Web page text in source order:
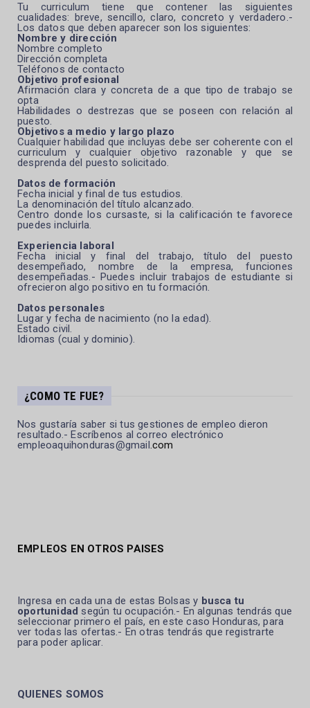
Tu curriculum tiene que contener las siguientes
cualidades: breve, sencillo, claro, concreto y verdadero.-
Los datos que deben aparecer son los siguientes:
Nombre y dirección
Nombre completo
Dirección completa
Teléfonos de contacto
Objetivo profesional
Afirmación clara y concreta de a que tipo de trabajo se
opta
Habilidades o destrezas que se poseen con relación al
puesto.
Objetivos a medio y largo plazo
Cualquier habilidad que incluyas debe ser coherente con el
curriculum y cualquier objetivo razonable y que se
desprenda del puesto solicitado.
Datos de formación
Fecha inicial y final de tus estudios.
La denominación del título alcanzado.
Centro donde los cursaste, si la calificación te favorece
puedes incluirla.
Experiencia laboral
Fecha inicial y final del trabajo, título del puesto
desempeñado, nombre de la empresa, funciones
desempeñadas.- Puedes incluir trabajos de estudiante si
ofrecieron algo positivo en tu formación.
Datos personales
Lugar y fecha de nacimiento (no la edad).
Estado civil.
Idiomas (cual y dominio).
¿COMO TE FUE?
Nos gustaría saber si tus gestiones de empleo dieron
resultado.- Escríbenos al correo electrónico
empleoaquihonduras@gmail.com
EMPLEOS EN OTROS PAISES
Ingresa en cada una de estas Bolsas y busca tu
oportunidad según tu ocupación.- En algunas tendrás que
seleccionar primero el país, en este caso Honduras, para
ver todas las ofertas.- En otras tendrás que registrarte
para poder aplicar.
QUIENES SOMOS